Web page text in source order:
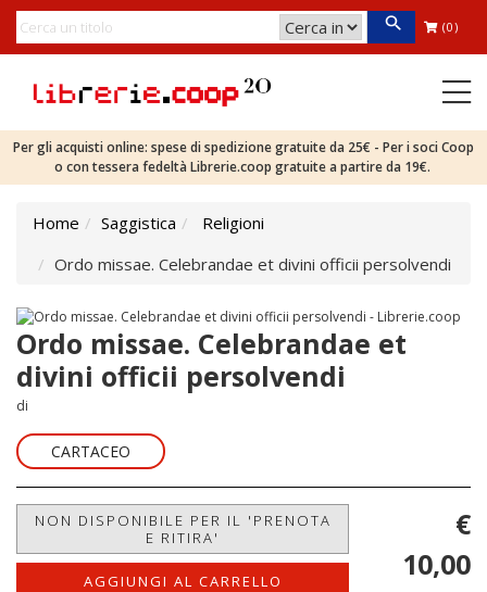
(0)
Per gli acquisti online: spese di spedizione gratuite da 25€ - Per i soci Coop
o con tessera fedeltà Librerie.coop gratuite a partire da 19€.
Home Saggistica
Religioni
Ordo missae. Celebrandae et divini officii persolvendi
Ordo missae. Celebrandae et
divini officii persolvendi
di
CARTACEO
NON DISPONIBILE PER IL 'PRENOTA
E RITIRA'
AGGIUNGI AL CARRELLO
€
10,00